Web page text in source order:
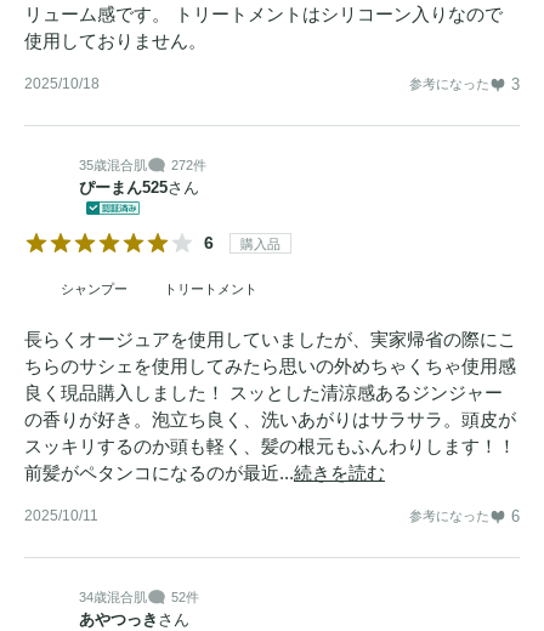
リューム感です。 トリートメントはシリコーン入りなので
使用しておりません。
2025/10/18 参考になった 3
35歳混合肌 272件
ぴーまん525さん
6 購入品
シャンプー トリートメント
長らくオージュアを使用していましたが、実家帰省の際にこ
ちらのサシェを使用してみたら思いの外めちゃくちゃ使用感
良く現品購入しました！ スッとした清涼感あるジンジャー
の香りが好き。泡立ち良く、洗いあがりはサラサラ。頭皮が
スッキリするのか頭も軽く、髪の根元もふんわりします！！
前髪がペタンコになるのが最近...続きを読む
2025/10/11 参考になった 6
34歳混合肌 52件
あやつっき さん